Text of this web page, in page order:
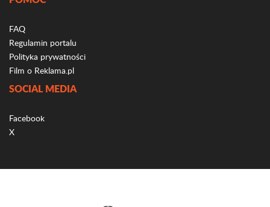
FAQ
Regulamin portalu
Polityka prywatności
Film o Reklama.pl
SOCIAL MEDIA
Facebook
X